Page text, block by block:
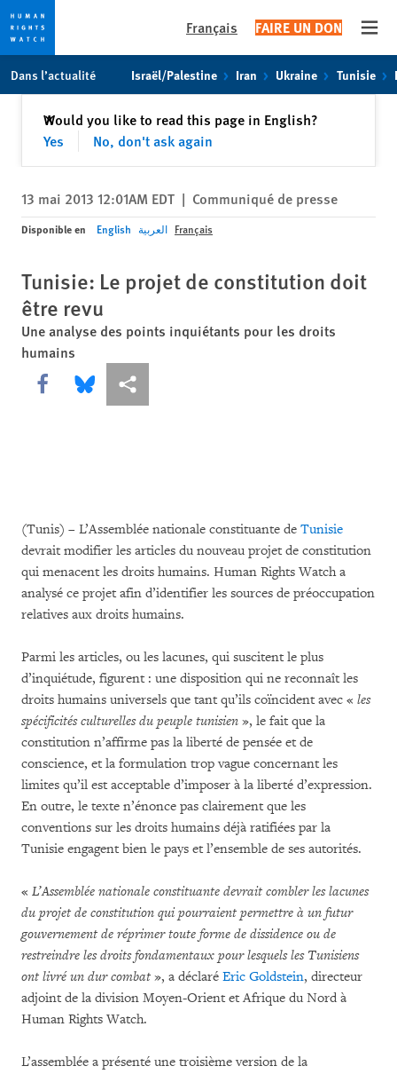
toto
content
Français FAIRE UN DON
Dans l’actualité Israël/Palestine Iran Ukraine Tunisie
Would you like to read this page in English?
Yes
No, don't ask again
✕Fermer
13 mai 2013 12:01AM EDT | Communiqué de presse
Disponible en English العربية Français
Tunisie: Le projet de constitution doit
être revu
Une analyse des points inquiétants pour les droits
humains
Share this via Facebook
Share this via Bluesky
Share this via Partagez
(Tunis) – L’Assemblée nationale constituante de Tunisie
devrait modifier les articles du nouveau projet de constitution
qui menacent les droits humains. Human Rights Watch a
analysé ce projet afin d’identifier les sources de préoccupation
relatives aux droits humains.
Parmi les articles, ou les lacunes, qui suscitent le plus
d’inquiétude, figurent : une disposition qui ne reconnaît les
droits humains universels que tant qu’ils coïncident avec « les
spécificités culturelles du peuple tunisien », le fait que la
constitution n’affirme pas la liberté de pensée et de
conscience, et la formulation trop vague concernant les
limites qu’il est acceptable d’imposer à la liberté d’expression.
En outre, le texte n’énonce pas clairement que les
conventions sur les droits humains déjà ratifiées par la
Tunisie engagent bien le pays et l’ensemble de ses autorités.
« L’Assemblée nationale constituante devrait combler les lacunes
du projet de constitution qui pourraient permettre à un futur
gouvernement de réprimer toute forme de dissidence ou de
restreindre les droits fondamentaux pour lesquels les Tunisiens
ont livré un dur combat », a déclaré Eric Goldstein, directeur
adjoint de la division Moyen-Orient et Afrique du Nord à
Human Rights Watch.
L’assemblée a présenté une troisième version de la